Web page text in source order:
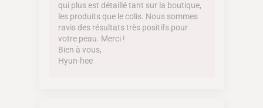
qui plus est détaillé tant sur la boutique,
les produits que le colis. Nous sommes
ravis des résultats très positifs pour
votre peau. Merci !
Bien à vous,
Hyun-hee